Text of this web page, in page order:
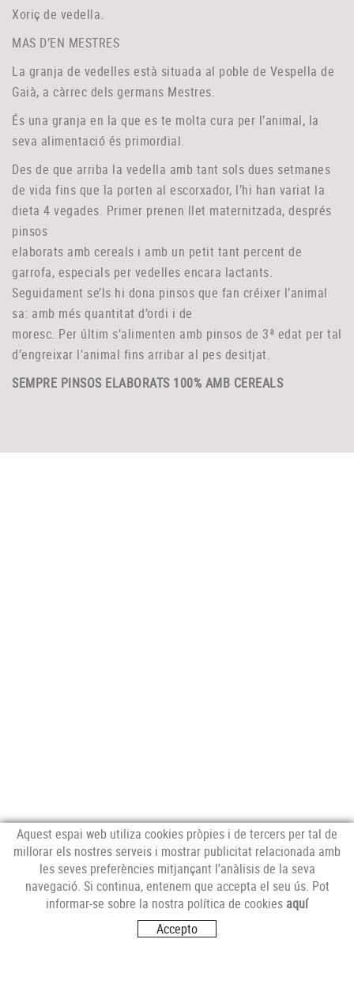
Xoriç de vedella.
MAS D’EN MESTRES
La granja de vedelles està situada al poble de Vespella de
Gaià, a càrrec dels germans Mestres.
És una granja en la que es te molta cura per l’animal, la
seva alimentació és primordial.
Des de que arriba la vedella amb tant sols dues setmanes
de vida fins que la porten al escorxador, l’hi han variat la
dieta 4 vegades. Primer prenen llet maternitzada, després
pinsos
elaborats amb cereals i amb un petit tant percent de
garrofa, especials per vedelles encara lactants.
Seguidament se’ls hi dona pinsos que fan créixer l’animal
sa: amb més quantitat d’ordi i de
moresc. Per últim s’alimenten amb pinsos de 3ª edat per tal
d’engreixar l’animal fins arribar al pes desitjat.
SEMPRE PINSOS ELABORATS 100% AMB CEREALS
MERCAT CENTRAL
Mercat Central de Tarragona
43001 Tarragona
Aquest espai web utiliza cookies pròpies i de tercers per tal de
millorar els nostres serveis i mostrar publicitat relacionada amb
les seves preferències mitjançant l'anàlisis de la seva
navegació. Si continua, entenem que accepta el seu ús. Pot
informar-se sobre la nostra política de cookies aquí
Accepto